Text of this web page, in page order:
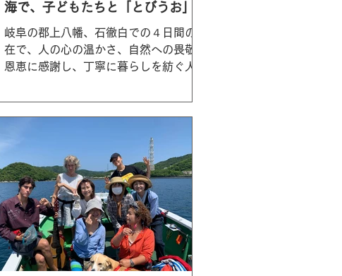
海で、子どもたちと「とびうお」に
なって遊ぶ！
岐阜の郡上八幡、石徹白での４日間の滞
在で、人の心の温かさ、自然への畏敬と
恩恵に感謝し、丁寧に暮らしを紡ぐ人々
ライベートな時間を過ごしたあと、6月
27日、大好きな友人で環境アクティビ